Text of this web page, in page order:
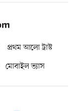
প্রথম আলো ট্রাস্ট
মোবাইল ভ্যাস